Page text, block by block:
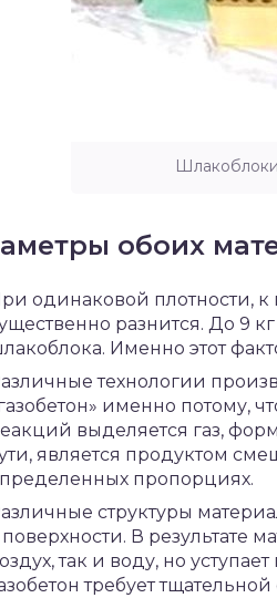
обоих
одинаковой плотности,
разнится. До 9
Именно этот
технологии
именно потому,
выделяется газ,
является продуктом
пропорциях.
структуры
поверхности. В результате
так и воду, но
требует